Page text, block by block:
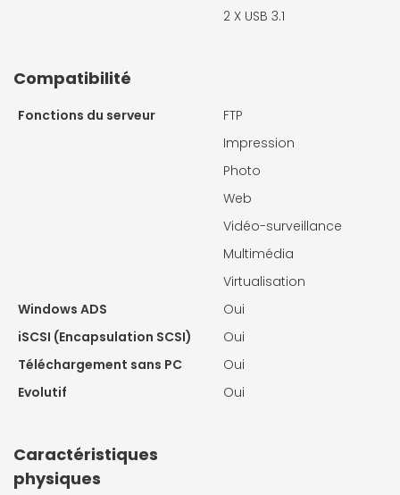
2 X USB 3.1
Compatibilité
Fonctions du serveur
FTP
Impression
Photo
Web
Vidéo-surveillance
Multimédia
Virtualisation
Windows ADS
Oui
iSCSI (Encapsulation SCSI)
Oui
Téléchargement sans PC
Oui
Evolutif
Oui
Caractéristiques
physiques